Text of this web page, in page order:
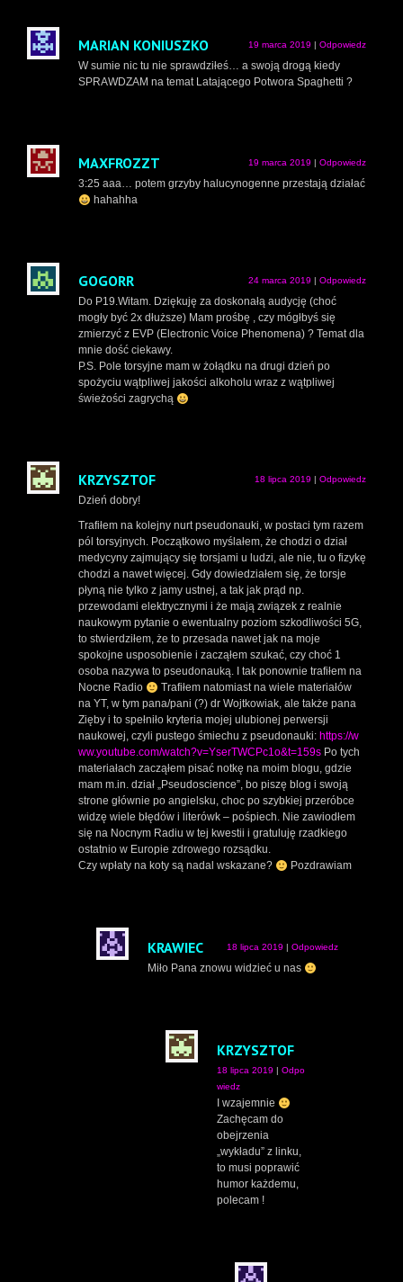
MARIAN KONIUSZKO 19 marca 2019 Odpowiedz
W sumie nic tu nie sprawdziłeś… a swoją drogą kiedy
SPRAWDZAM na temat Latającego Potwora Spaghetti ?
MAXFROZZT 19 marca 2019 Odpowiedz
3:25 aaa… potem grzyby halucynogenne przestają działać
hahahha
GOGORR 24 marca 2019 Odpowiedz
Do P19.Witam. Dziękuję za doskonałą audycję (choć
mogły być 2x dłuższe) Mam prośbę , czy mógłbyś się
zmierzyć z EVP (Electronic Voice Phenomena) ? Temat dla
mnie dość ciekawy.
P.S. Pole torsyjne mam w żołądku na drugi dzień po
spożyciu wątpliwej jakości alkoholu wraz z wątpliwej
świeżości zagrychą
KRZYSZTOF 18 lipca 2019 Odpowiedz
Dzień dobry!
Trafiłem na kolejny nurt pseudonauki, w postaci tym razem
pól torsyjnych. Początkowo myślałem, że chodzi o dział
medycyny zajmujący się torsjami u ludzi, ale nie, tu o fizykę
chodzi a nawet więcej. Gdy dowiedziałem się, że torsje
płyną nie tylko z jamy ustnej, a tak jak prąd np.
przewodami elektrycznymi i że mają związek z realnie
naukowym pytanie o ewentualny poziom szkodliwości 5G,
to stwierdziłem, że to przesada nawet jak na moje
spokojne usposobienie i zacząłem szukać, czy choć 1
osoba nazywa to pseudonauką. I tak ponownie trafiłem na
Nocne Radio
Trafiłem natomiast na wiele materiałów
na YT, w tym pana/pani (?) dr Wojtkowiak, ale także pana
Zięby i to spełniło kryteria mojej ulubionej perwersji
naukowej, czyli pustego śmiechu z pseudonauki: https://w
ww.youtube.com/watch?v=YserTWCPc1o&t=159s Po tych
materiałach zacząłem pisać notkę na moim blogu, gdzie
mam m.in. dział „Pseudoscience”, bo piszę blog i swoją
strone głównie po angielsku, choc po szybkiej przeróbce
widzę wiele błędów i literówk – pośpiech. Nie zawiodłem
się na Nocnym Radiu w tej kwestii i gratuluję rzadkiego
ostatnio w Europie zdrowego rozsądku.
Czy wpłaty na koty są nadal wskazane?
Pozdrawiam
KRAWIEC 18 lipca 2019 Odpowiedz
Miło Pana znowu widzieć u nas
KRZYSZTOF
18 lipca 2019
Odpo
wiedz
I wzajemnie
Zachęcam do
obejrzenia
„wykładu” z linku,
to musi poprawić
humor każdemu,
polecam !